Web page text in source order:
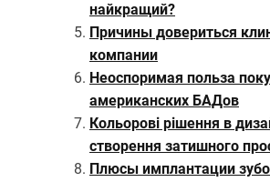
найкращий?
Причины довериться
компании
Неоспоримая польза
американских БАДов
Кольорові рішення в
створення затишного
Плюсы имплантации